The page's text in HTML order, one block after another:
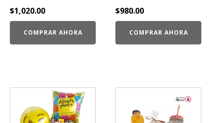
$1,020.00
COMPRAR AHORA
$980.00
COMPRAR AHORA